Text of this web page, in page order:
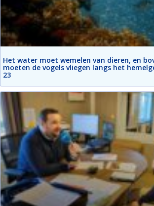
Het water moet wemelen van dieren, en
moeten de vogels vliegen langs het
23